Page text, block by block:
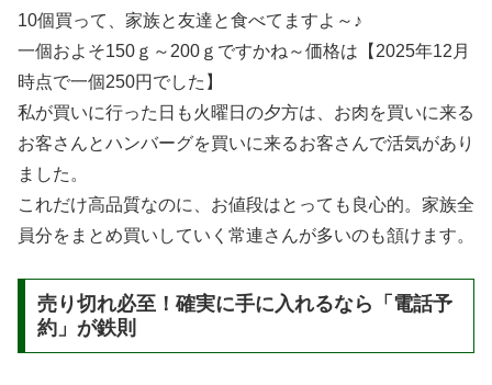
10個買って、家族と友達と食べてますよ～♪
一個およそ150ｇ～200ｇですかね～価格は【2025年12月
時点で一個250円でした】
私が買いに行った日も火曜日の夕方は、お肉を買いに来る
お客さんとハンバーグを買いに来るお客さんで活気があり
ました。
これだけ高品質なのに、お値段はとっても良心的。家族全
員分をまとめ買いしていく常連さんが多いのも頷けます。
売り切れ必至！確実に手に入れるなら「電話予
約」が鉄則